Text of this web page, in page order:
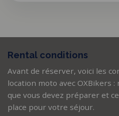
Rental conditions
Avant de réserver, voici les
location moto avec OXBikers
que vous devez préparer et
place pour votre séjour.